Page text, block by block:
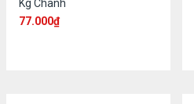
Kg Chanh
77.000₫